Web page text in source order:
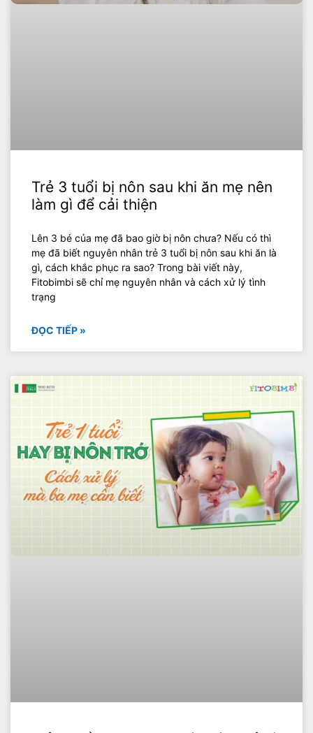
Trẻ 3 tuổi bị nôn sau khi ăn mẹ nên
làm gì để cải thiện
Lên 3 bé của mẹ đã bao giờ bị nôn chưa? Nếu có thì
mẹ đã biết nguyên nhân trẻ 3 tuổi bị nôn sau khi ăn là
gì, cách khắc phục ra sao? Trong bài viết này,
Fitobimbi sẽ chỉ mẹ nguyên nhân và cách xử lý tình
trạng
ĐỌC TIẾP »